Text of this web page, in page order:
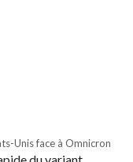
Unis face à Omnicron